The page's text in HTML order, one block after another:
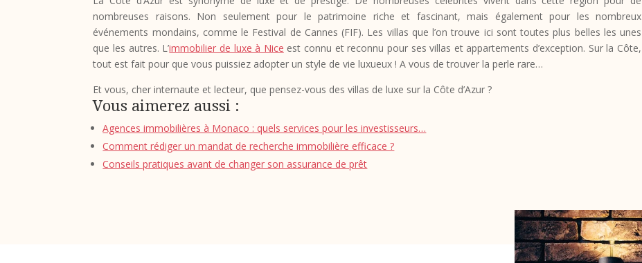
nombreuses raisons. Non seulement pour le patrimoine riche et fascinant, mais également pour les nombreux
événements mondains, comme le Festival de Cannes (FIF). Les villas que l’on trouve ici sont toutes plus belles les unes
que les autres. L’immobilier de luxe à Nice est connu et reconnu pour ses villas et appartements d’exception. Sur la Côte,
tout est fait pour que vous puissiez adopter un style de vie luxueux ! A vous de trouver la perle rare…
Et vous, cher internaute et lecteur, que pensez-vous des villas de luxe sur la Côte d’Azur ?
Vous aimerez aussi :
Agences immobilières à Monaco : quels services pour les investisseurs…
Comment rédiger un mandat de recherche immobilière efficace ?
Conseils pratiques avant de changer son assurance de prêt